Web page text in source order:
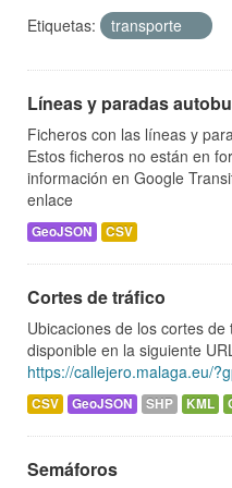
Etiquetas: transporte
Líneas y paradas
Ficheros con las líneas y
Estos ficheros no están en
información en Google
enlace
GeoJSON CSV
Cortes de tráfico
Ubicaciones de los cortes
disponible en la siguiente
https://callejero.malaga.eu/
CSV GeoJSON SHP KML
Semáforos